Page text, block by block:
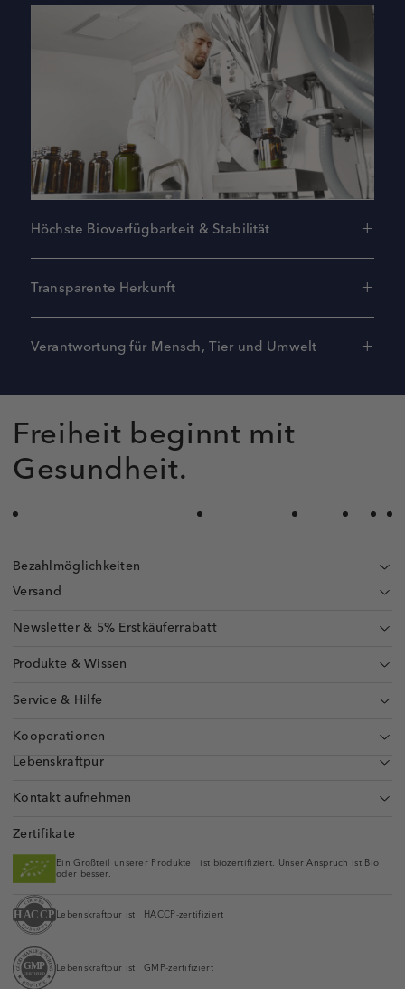
Höchste Bioverfügbarkeit & Stabilität
Transparente Herkunft
Verantwortung für Mensch, Tier und Umwelt
Freiheit beginnt mit
Gesundheit.
Produkte & Wissen
Service & Hilfe
Kooperationen
Lebenskraftpur
Kontakt aufnehmen
Bezahlmöglichkeiten
Versand
Zertifikate
Ein Großteil unserer Produkte ist biozertifiziert. Unser Anspruch ist Bio
oder besser.
Lebenskraftpur ist HACCP-zertifiziert
Lebenskraftpur ist GMP-zertifiziert
Newsletter & 5% Erstkäuferrabatt